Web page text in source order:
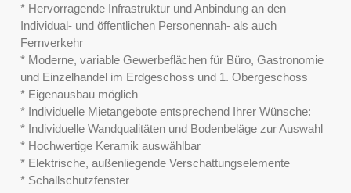
* Hervorragende Infrastruktur und Anbindung an den
Individual- und öffentlichen Personennah- als auch
Fernverkehr
* Moderne, variable Gewerbeflächen für Büro, Gastronomie
und Einzelhandel im Erdgeschoss und 1. Obergeschoss
* Eigenausbau möglich
* Individuelle Mietangebote entsprechend Ihrer Wünsche:
* Individuelle Wandqualitäten und Bodenbeläge zur Auswahl
* Hochwertige Keramik auswählbar
* Elektrische, außenliegende Verschattungselemente
* Schallschutzfenster